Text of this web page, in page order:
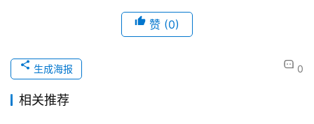
赞 (0)
0
生成海报
相关推荐